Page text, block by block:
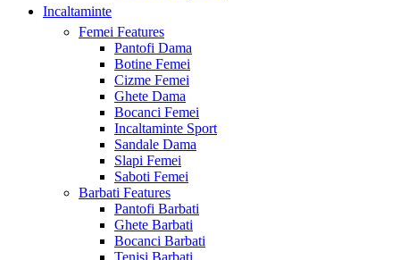
Incaltaminte
Femei Features
Pantofi Dama
Botine Femei
Cizme Femei
Ghete Dama
Bocanci Femei
Incaltaminte Sport
Sandale Dama
Slapi Femei
Saboti Femei
Barbati Features
Pantofi Barbati
Ghete Barbati
Bocanci Barbati
Tenisi Barbati